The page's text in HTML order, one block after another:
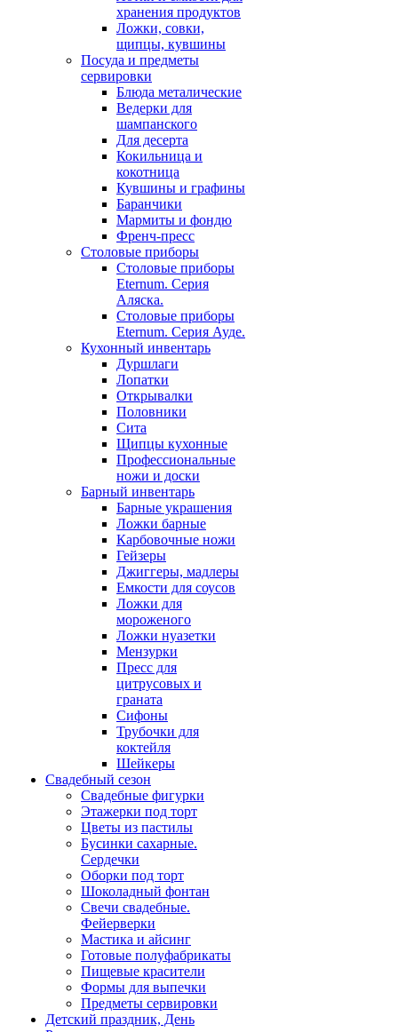
хранения продуктов
Ложки, совки,
щипцы, кувшины
Посуда и предметы
сервировки
Блюда металические
Ведерки для
шампанского
Для десерта
Кокильница и
кокотница
Кувшины и графины
Баранчики
Мармиты и фондю
Френч-пресс
Столовые приборы
Столовые приборы
Eternum. Серия
Аляска.
Столовые приборы
Eternum. Серия Ауде.
Кухонный инвентарь
Дуршлаги
Лопатки
Открывалки
Половники
Сита
Щипцы кухонные
Профессиональные
ножи и доски
Барный инвентарь
Барные украшения
Ложки барные
Карбовочные ножи
Гейзеры
Джиггеры, мадлеры
Емкости для соусов
Ложки для
мороженого
Ложки нуазетки
Мензурки
Пресс для
цитрусовых и
граната
Сифоны
Трубочки для
коктейля
Шейкеры
Свадебный сезон
Свадебные фигурки
Этажерки под торт
Цветы из пастилы
Бусинки сахарные.
Сердечки
Оборки под торт
Шоколадный фонтан
Свечи свадебные.
Фейерверки
Мастика и айсинг
Готовые полуфабрикаты
Пищевые красители
Формы для выпечки
Предметы сервировки
Детский праздник, День